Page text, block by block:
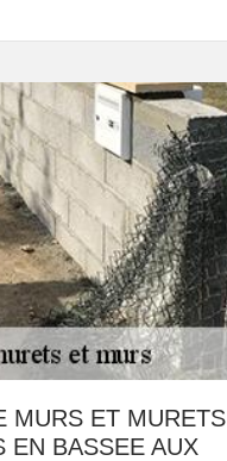
MURS ET MURETS
EN BASSEE AUX